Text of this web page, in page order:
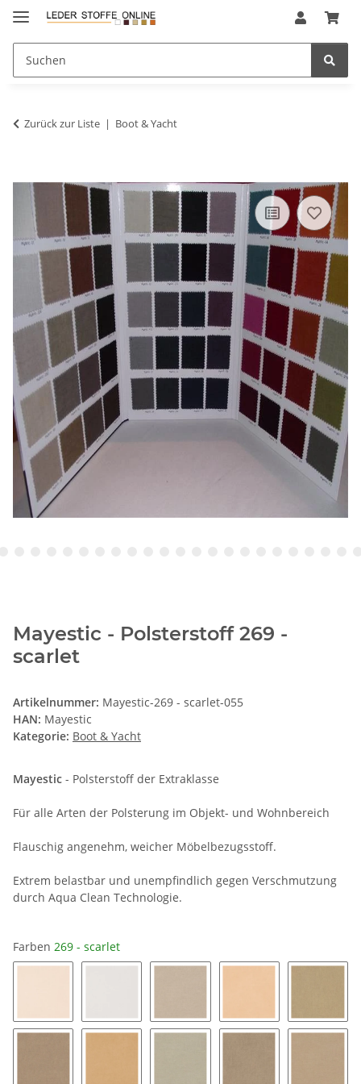
Zurück zur Liste Boot & Yacht
Mayestic - Polsterstoff 269 -
scarlet
Artikelnummer: Mayestic-269 - scarlet-055
HAN: Mayestic
Kategorie: Boot & Yacht
Mayestic - Polsterstoff der Extraklasse
Für alle Arten der Polsterung im Objekt- und Wohnbereich
Flauschig angenehm, weicher Möbelbezugsstoff.
Extrem belastbar und unempfindlich gegen Verschmutzung
durch Aqua Clean Technologie.
Farben 269 - scarlet
01 - weiß 324 - ivory 250 - natur 50 - hellbeige32 -